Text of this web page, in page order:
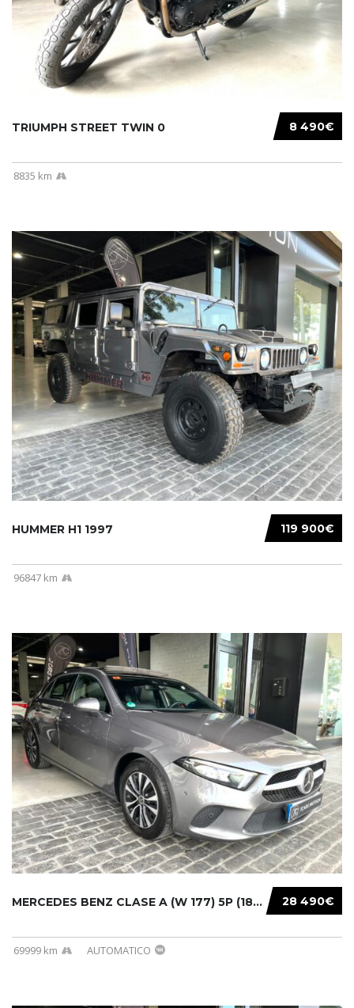
8 490€
TRIUMPH STREET TWIN 0
8835 km
119 900€
HUMMER H1 1997
96847 km
28 490€
MERCEDES BENZ CLASE A (W 177) 5P (18-) 2020....
69999 km AUTOMATICO